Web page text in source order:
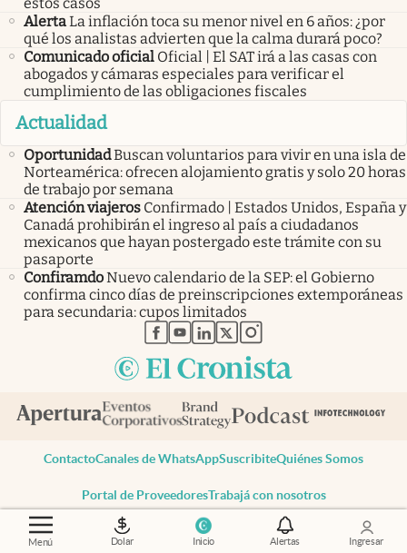
Menú Dolar Inicio Alertas Ingresar
AlertaLa inflación toca su menor nivel en 6 años: ¿por
qué los analistas advierten que la calma durará poco?
Comunicado oficial Oficial | El SAT irá a las casas con
abogados y cámaras especiales para verificar el
cumplimiento de las obligaciones fiscales
Actualidad
OportunidadBuscan voluntarios para vivir en una isla de
Norteamérica: ofrecen alojamiento gratis y solo 20 horas
de trabajo por semana
Atención viajeros Confirmado | Estados Unidos, España y
Canadá prohibirán el ingreso al país a ciudadanos
mexicanos que hayan postergado este trámite con su
pasaporte
ConfiramdoNuevo calendario de la SEP: el Gobierno
confirma cinco días de preinscripciones extemporáneas
para secundaria: cupos limitados
abre en nueva pestaña
abre en nueva pestaña
abre en nueva pestaña
abre en nueva pestaña
abre en nueva pestaña
ContactoCanales de WhatsAppSuscribiteQuiénes Somos
Portal de ProveedoresTrabajá con nosotros
Copyright 2025 cronista.com
Todos los derechos reservados